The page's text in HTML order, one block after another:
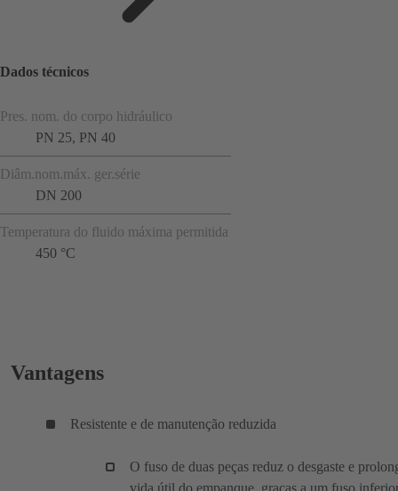
Dados técnicos
Pres. nom. do corpo hidráulico
PN 25, PN 40
Diâm.nom.máx. ger.série
DN 200
Temperatura do fluido máxima permitida
450 °C
Vantagens
Resistente e de manutenção reduzida
O fuso de duas peças reduz o desgaste e
vida útil do empanque, graças a um fuso